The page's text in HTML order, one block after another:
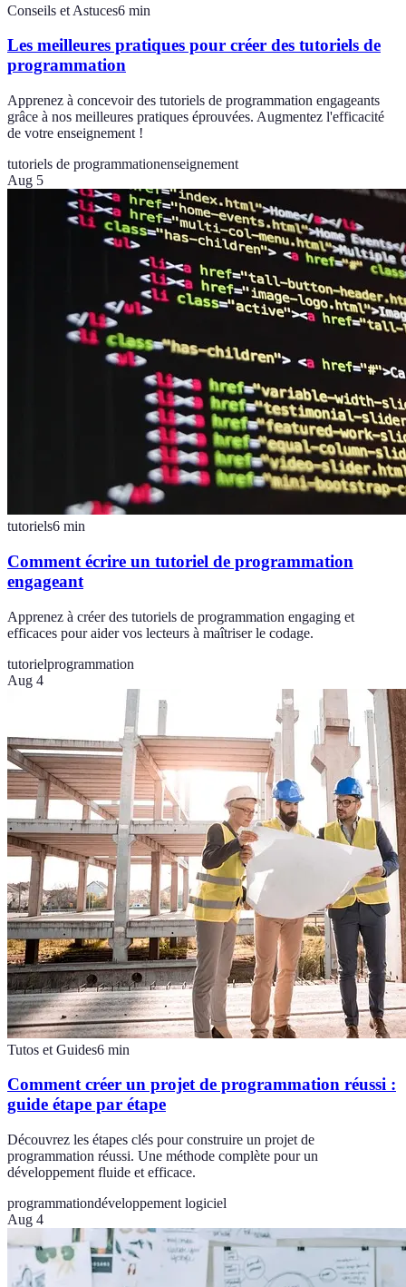
Conseils et Astuces6 min
Les meilleures pratiques pour créer des tutoriels de
programmation
Apprenez à concevoir des tutoriels de programmation engageants
grâce à nos meilleures pratiques éprouvées. Augmentez l'efficacité
de votre enseignement !
tutoriels de programmationenseignement
Aug 5
tutoriels6 min
Comment écrire un tutoriel de programmation
engageant
Apprenez à créer des tutoriels de programmation engaging et
efficaces pour aider vos lecteurs à maîtriser le codage.
tutorielprogrammation
Aug 4
Tutos et Guides6 min
Comment créer un projet de programmation réussi :
guide étape par étape
Découvrez les étapes clés pour construire un projet de
programmation réussi. Une méthode complète pour un
développement fluide et efficace.
programmationdéveloppement logiciel
Aug 4